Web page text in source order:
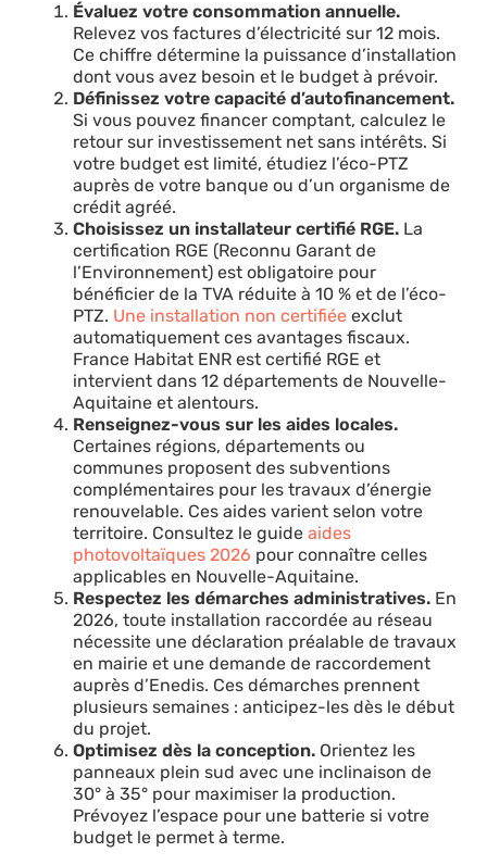
Évaluez votre consommation annuelle.
Relevez vos factures d’électricité sur 12 mois.
Ce chiffre détermine la puissance d’installation
dont vous avez besoin et le budget à prévoir.
Définissez votre capacité d’autofinancement.
Si vous pouvez financer comptant, calculez le
retour sur investissement net sans intérêts. Si
votre budget est limité, étudiez l’éco-PTZ
auprès de votre banque ou d’un organisme de
crédit agréé.
Choisissez un installateur certifié RGE.La
certification RGE (Reconnu Garant de
l’Environnement) est obligatoire pour
bénéficier de la TVA réduite à 10 % et de l’éco-
PTZ. Une installation non certifiéeexclut
automatiquement ces avantages fiscaux.
France Habitat ENR est certifié RGE et
intervient dans 12 départements de Nouvelle-
Aquitaine et alentours.
Renseignez-vous sur les aides locales.
Certaines régions, départements ou
communes proposent des subventions
complémentaires pour les travaux d’énergie
renouvelable. Ces aides varient selon votre
territoire. Consultez le guide aides
photovoltaïques 2026 pour connaître celles
applicables en Nouvelle-Aquitaine.
Respectez les démarches administratives.En
2026, toute installation raccordée au réseau
nécessite une déclaration préalable de travaux
en mairie et une demande de raccordement
auprès d’Enedis. Ces démarches prennent
plusieurs semaines : anticipez-les dès le début
du projet.
Optimisez dès la conception.Orientez les
panneaux plein sud avec une inclinaison de
30° à 35° pour maximiser la production.
Prévoyez l’espace pour une batterie si votre
budget le permet à terme.